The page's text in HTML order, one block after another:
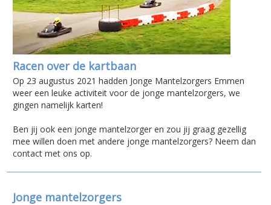
Racen over de kartbaan
Op 23 augustus 2021 hadden Jonge Mantelzorgers Emmen
weer een leuke activiteit voor de jonge mantelzorgers, we
gingen namelijk karten!
Ben jij ook een jonge mantelzorger en zou jij graag gezellig
mee willen doen met andere jonge mantelzorgers? Neem dan
contact met ons op.
Jonge mantelzorgers